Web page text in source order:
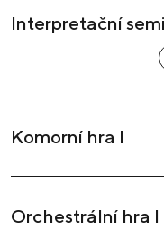
Interpretační
Komorní hra I
Orchestrální hra I